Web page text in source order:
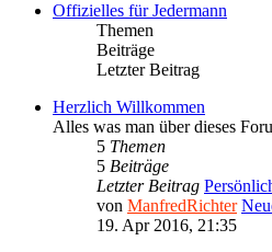
Offizielles für Jedermann
Themen
Beiträge
Letzter Beitrag
Herzlich Willkommen
Alles was man über dieses
5 Themen
5 Beiträge
Letzter Beitrag
von ManfredRichter
19. Apr 2016, 21:35